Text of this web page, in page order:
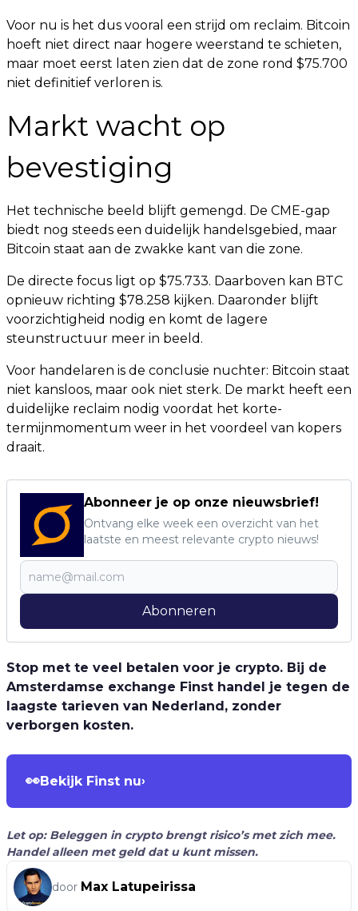
Voor nu is het dus vooral een strijd om reclaim. Bitcoin
hoeft niet direct naar hogere weerstand te schieten,
maar moet eerst laten zien dat de zone rond $75.700
niet definitief verloren is.
Markt wacht op
bevestiging
Het technische beeld blijft gemengd. De CME-gap
biedt nog steeds een duidelijk handelsgebied, maar
Bitcoin staat aan de zwakke kant van die zone.
De directe focus ligt op $75.733. Daarboven kan BTC
opnieuw richting $78.258 kijken. Daaronder blijft
voorzichtigheid nodig en komt de lagere
steunstructuur meer in beeld.
Voor handelaren is de conclusie nuchter: Bitcoin staat
niet kansloos, maar ook niet sterk. De markt heeft een
duidelijke reclaim nodig voordat het korte-
termijnmomentum weer in het voordeel van kopers
draait.
Abonneer je op onze nieuwsbrief!
Ontvang elke week een overzicht van het
laatste en meest relevante crypto nieuws!
Abonneren
Stop met te veel betalen voor je crypto. Bij de
Amsterdamse exchange Finst handel je tegen de
laagste tarieven van Nederland, zonder
verborgen kosten.
👀Bekijk Finst nu›
Let op: Beleggen in crypto brengt risico’s met zich mee.
Handel alleen met geld dat u kunt missen.
door Max Latupeirissa